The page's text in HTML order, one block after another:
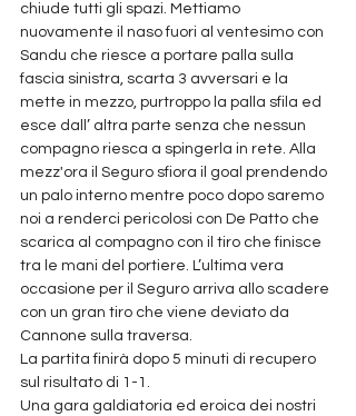
chiude tutti gli spazi. Mettiamo
nuovamente il naso fuori al ventesimo con
Sandu che riesce a portare palla sulla
fascia sinistra, scarta 3 avversari e la
mette in mezzo, purtroppo la palla sfila ed
esce dall’ altra parte senza che nessun
compagno riesca a spingerla in rete. Alla
mezz'ora il Seguro sfiora il goal prendendo
un palo interno mentre poco dopo saremo
noi a renderci pericolosi con De Patto che
scarica al compagno con il tiro che finisce
tra le mani del portiere. L’ultima vera
occasione per il Seguro arriva allo scadere
con un gran tiro che viene deviato da
Cannone sulla traversa.
La partita finirà dopo 5 minuti di recupero
sul risultato di 1-1.
Una gara galdiatoria ed eroica dei nostri